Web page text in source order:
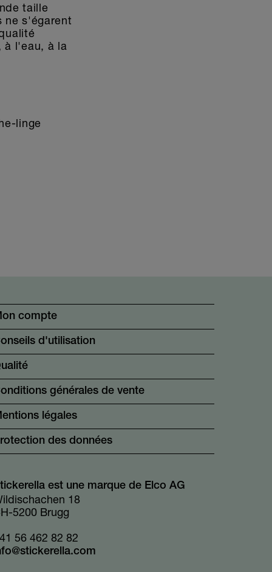
taille
ne s'égarent
à l'eau, à la
linge
compte
d'utilisation
générales de vente
légales
des données
est une marque de Elco AG
18
5200 Brugg
56 462 82 82